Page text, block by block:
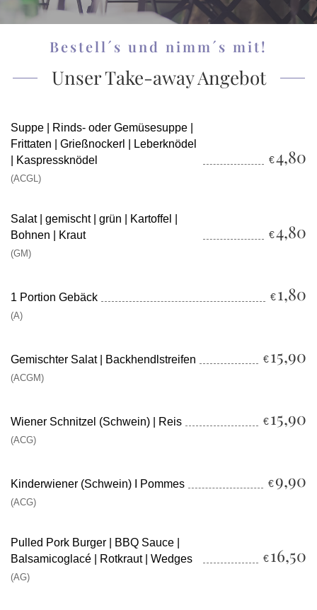
Bestell´s und nimm´s mit!
Unser Take-away Angebot
Suppe | Rinds- oder Gemüsesuppe |
Frittaten | Grießnockerl | Leberknödel
| Kaspressknödel
€4,80
(ACGL)
Salat | gemischt | grün | Kartoffel |
Bohnen | Kraut
€4,80
(GM)
1 Portion Gebäck €1,80
(A)
Gemischter Salat | Backhendlstreifen €15,90
(ACGM)
Wiener Schnitzel (Schwein) | Reis €15,90
(ACG)
Kinderwiener (Schwein) I Pommes €9,90
(ACG)
Pulled Pork Burger | BBQ Sauce |
Balsamicoglacé | Rotkraut | Wedges
€16,50
(AG)